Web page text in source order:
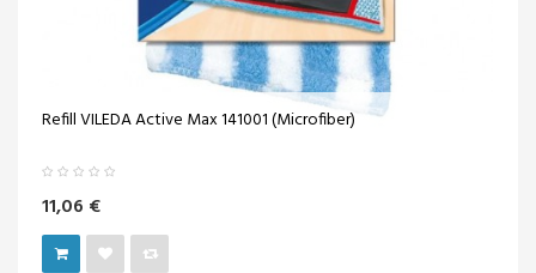
Refill VILEDA Active Max 141001 (Microfiber)
11,06 €